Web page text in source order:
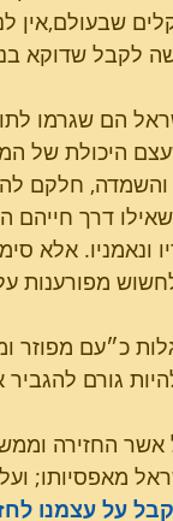
שבעולם,אין
לקבל שדוקא
הם שגרמו
היכולת של
והשמדה, חלקם
דרך חייהם
ונאמניו. אלא
מפורענות
כ״עם מפוזר
גורם
החזירה
מאפסיותו;
על עצמנו